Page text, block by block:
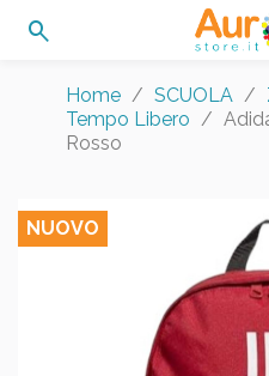
search
Home SCUOLA
Tempo Libero
Rosso
NUOVO